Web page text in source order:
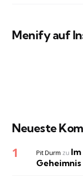
Menify auf
Neueste
Pit Durm zu